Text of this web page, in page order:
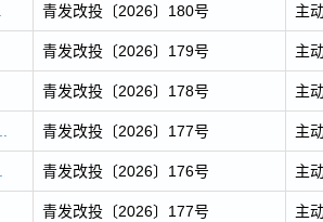
青发改投〔2026〕180号 主
青发改投〔2026〕179号 主
青发改投〔2026〕178号 主
青发改投〔2026〕177号 主
青发改投〔2026〕176号 主
青发改投〔2026〕177号 主